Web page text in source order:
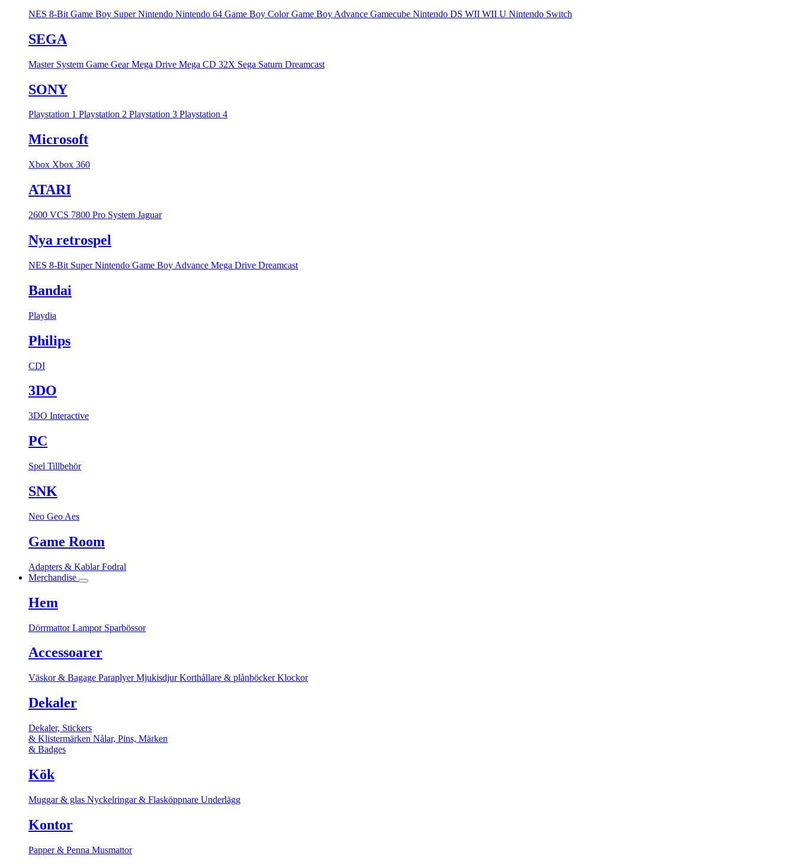
NES 8-Bit Game Boy Super Nintendo Nintendo 64 Game Boy ColorGame Boy Advance Gamecube Nintendo DS WII WII U Nintendo Switch
SEGA
Master System Game GearMega Drive Mega CD 32X Sega Saturn Dreamcast
SONY
Playstation 1 Playstation 2 Playstation 3 Playstation 4
Microsoft
Xbox Xbox 360
ATARI
2600 VCS 7800 Pro System Jaguar
Nya retrospel
NES 8-Bit Super Nintendo Game Boy Advance Mega Drive Dreamcast
Bandai
Playdia
Philips
CDI
3DO
3DO Interactive
PC
Spel Tillbehör
SNK
Neo Geo Aes
Game Room
Adapters & KablarFodral
Merchandise
Hem
DörrmattorLampor Sparbössor
Accessoarer
Väskor & Bagage ParaplyerMjukisdjurKorthållare & plånböckerKlockor
Dekaler
Dekaler, Stickers
& Klistermärken Nålar, Pins, Märken
& Badges
Kök
Muggar & glas Nyckelringar & Flasköppnare Underlägg
Kontor
Papper & Penna Musmattor